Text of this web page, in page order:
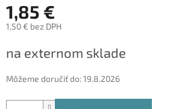
1,85 €
1,50 € bez DPH
cena:
na externom sklade
Môžeme doručiť do:19.8.2026